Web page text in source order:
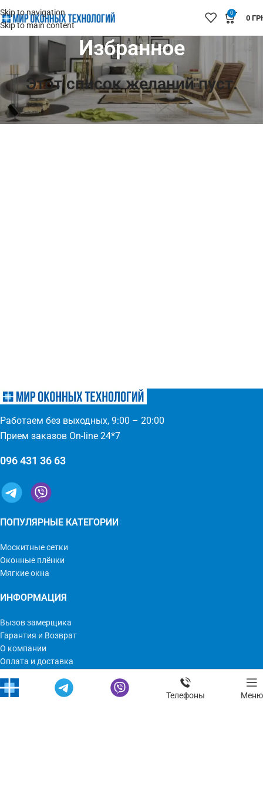
Skip to navigation
Skip to main content
Телефоны Меню
0
0
Избранное
Этот список желаний пуст.
ВЕРНУТЬСЯ В МАГАЗИН
Работаем без выходных, 9:00 – 20:00
Прием заказов On-line 24*7
096 431 36 63
ПОПУЛЯРНЫЕ КАТЕГОРИИ
Москитные сетки
Оконные плёнки
Мягкие окна
ИНФОРМАЦИЯ
Вызов замерщика
Гарантия и Возврат
О компании
Оплата и доставка
ОСНОВНЫЕ СТРАНИЦЫ